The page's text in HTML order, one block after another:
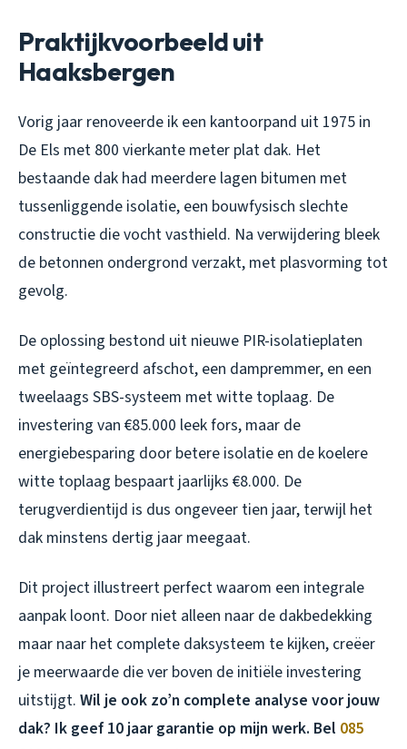
Praktijkvoorbeeld uit
Haaksbergen
Vorig jaar renoveerde ik een kantoorpand uit 1975 in
De Els met 800 vierkante meter plat dak. Het
bestaande dak had meerdere lagen bitumen met
tussenliggende isolatie, een bouwfysisch slechte
constructie die vocht vasthield. Na verwijdering bleek
de betonnen ondergrond verzakt, met plasvorming tot
gevolg.
De oplossing bestond uit nieuwe PIR-isolatieplaten
met geïntegreerd afschot, een dampremmer, en een
tweelaags SBS-systeem met witte toplaag. De
investering van €85.000 leek fors, maar de
energiebesparing door betere isolatie en de koelere
witte toplaag bespaart jaarlijks €8.000. De
terugverdientijd is dus ongeveer tien jaar, terwijl het
dak minstens dertig jaar meegaat.
Dit project illustreert perfect waarom een integrale
aanpak loont. Door niet alleen naar de dakbedekking
maar naar het complete daksysteem te kijken, creëer
je meerwaarde die ver boven de initiële investering
uitstijgt. Wil je ook zo’n complete analyse voor jouw
dak? Ik geef 10 jaar garantie op mijn werk. Bel 085